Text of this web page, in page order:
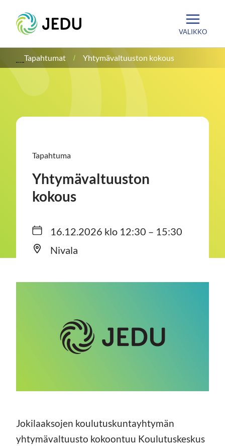
sisältöön
Etusivu
VALIKKO
Tapahtumat Yhtymävaltuuston kokous
Tapahtuma
Yhtymävaltuuston
kokous
16.12.2026 klo 12:30 – 15:30
Nivala
Jokilaaksojen koulutuskuntayhtymän
yhtymävaltuusto kokoontuu Koulutuskeskus